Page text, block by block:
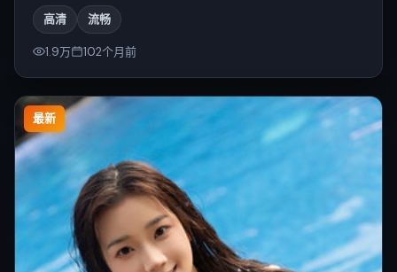
高清 流畅
1.9万 102个月前
最新